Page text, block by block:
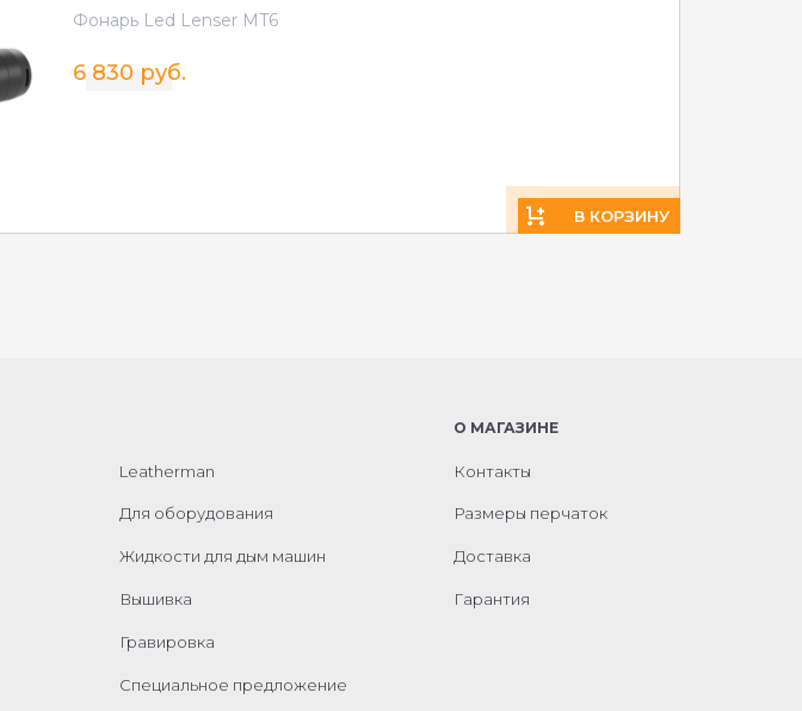
Фонарь Led Lenser MT6
6 830 руб.
В КОРЗИНУ
Leatherman
Для оборудования
Жидкости для дым машин
Вышивка
Гравировка
Специальное предложение
О МАГАЗИНЕ
Контакты
Размеры перчаток
Доставка
Гарантия